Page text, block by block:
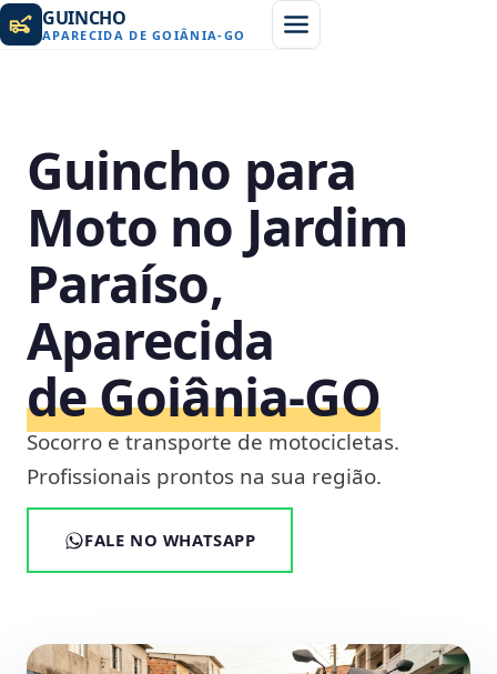
GUINCHO
APARECIDA DE GOIÂNIA-GO
Guincho para
Moto no Jardim
Paraíso,
Aparecida
de Goiânia‑GO
Socorro e transporte de motocicletas.
Profissionais prontos na sua região.
FALE NO WHATSAPP